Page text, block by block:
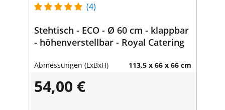
(4)
Stehtisch - ECO - Ø 60 cm - klappbar
- höhenverstellbar - Royal Catering
Abmessungen (LxBxH) 113.5 x 66 x 66 cm
54,00 €